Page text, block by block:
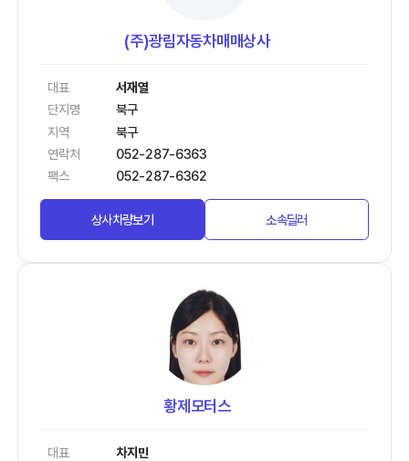
(주)광림자동차매매상사
대표
서재열
단지명
북구
지역
북구
연락처
052-287-6363
팩스
052-287-6362
상사차량보기 소속딜러
황제모터스
대표
차지민